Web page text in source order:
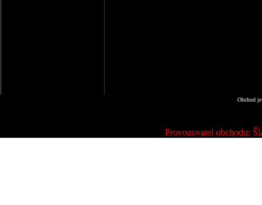
Obchod
Provozovatel obchodu: